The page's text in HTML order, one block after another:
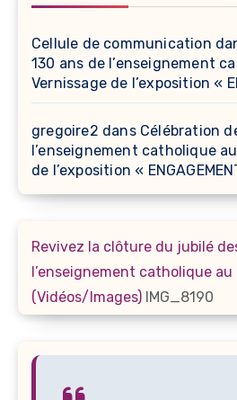
Cellule de communication
130 ans de l’enseignement
Vernissage de l’exposition «
gregoire2 dans Célébration
l’enseignement catholique
de l’exposition «
Revivez la clôture du jubilé
l’enseignement catholique au
(Vidéos/Images) IMG_8190